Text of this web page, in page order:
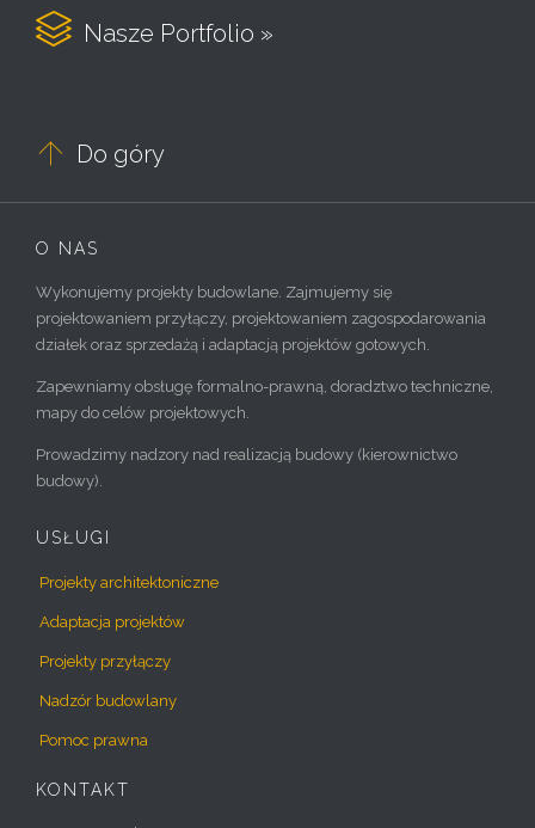
 Nasze Portfolio »
 Do góry
O NAS
Wykonujemy projekty budowlane. Zajmujemy się
projektowaniem przyłączy, projektowaniem zagospodarowania
działek oraz sprzedażą i adaptacją projektów gotowych.
Zapewniamy obsługę formalno-prawną, doradztwo techniczne,
mapy do celów projektowych.
Prowadzimy nadzory nad realizacją budowy (kierownictwo
budowy).
USŁUGI
Projekty architektoniczne
Adaptacja projektów
Projekty przyłączy
Nadzór budowlany
Pomoc prawna
KONTAKT